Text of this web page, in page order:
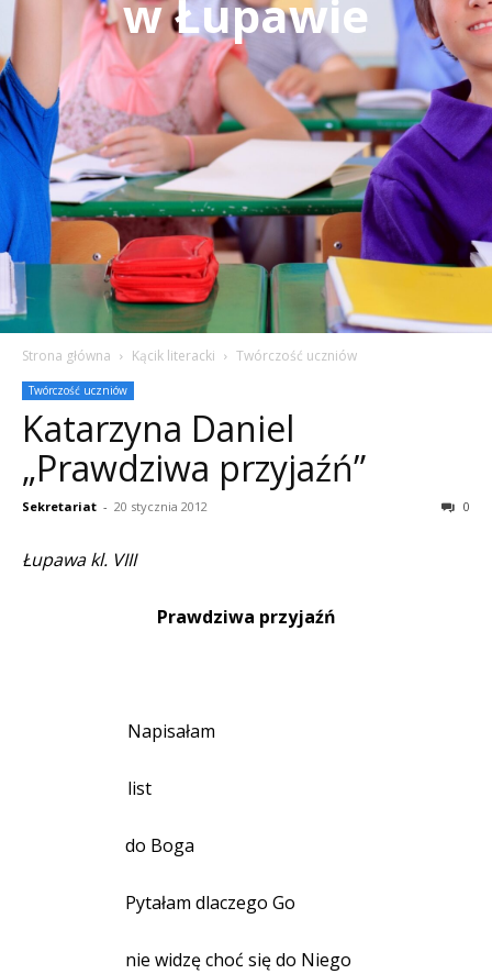
w Łupawie
Strona główna Kącik literacki Twórczość uczniów
Twórczość uczniów
Katarzyna Daniel
„Prawdziwa przyjaźń”
Sekretariat - 20 stycznia 2012 0
Łupawa kl. VIII
Prawdziwa przyjaźń
Napisałam
list
do Boga
Pytałam dlaczego Go
nie widzę choć się do Niego